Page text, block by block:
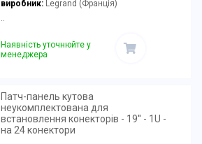
виробник:Legrand (Франція)
..
Наявність уточнюйте у
менеджера
Патч-панель кутова
неукомплектована для
встановлення конекторів - 19'' - 1U -
на 24 конектори